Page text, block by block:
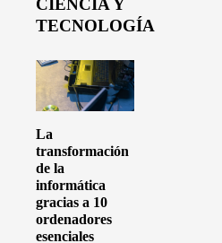
CIENCIA Y
TECNOLOGÍA
La
transformación
de la
informática
gracias a 10
ordenadores
esenciales